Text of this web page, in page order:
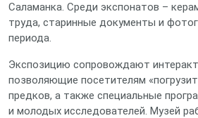
Саламанка. Среди экспонатов –
труда, старинные документы и
периода.
Экспозицию сопровождают
позволяющие посетителям
предков, а также специальные
и молодых исследователей. Музей